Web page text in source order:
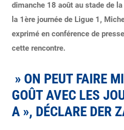
dimanche 18 août au stade de
la 1ère journée de Ligue 1,
exprimé en conférence de
cette rencontre.
» ON PEUT FAIRE
GOÛT AVEC LES
A », DÉCLARE DER